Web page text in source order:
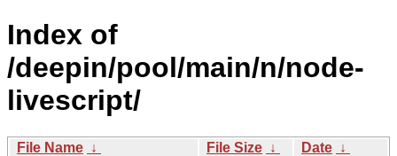
Index of
/deepin/pool/main/n/node-
livescript/
File Name ↓ File Size ↓ Date ↓